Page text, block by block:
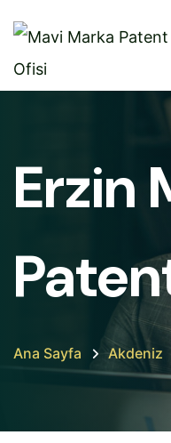
Erzin
Ana Sayfa Akdeniz